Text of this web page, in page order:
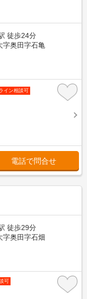
徒歩24分
字奥田字石亀
イン相談可
電話で問合せ
徒歩29分
字奥田字石畑
可